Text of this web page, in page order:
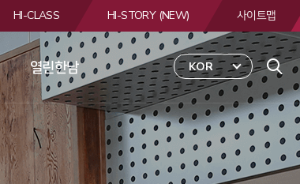
합
색
HI-CLASS HI-STORY (NEW) 사이트맵
KOR
열린한남